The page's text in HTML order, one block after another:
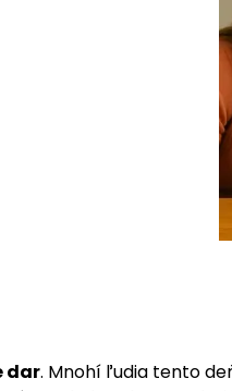
dar. Mnohí ľudia tento